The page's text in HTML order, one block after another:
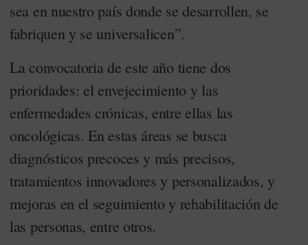
sea en nuestro país donde se desarrollen, se
fabriquen y se universalicen”.
La convocatoria de este año tiene dos
prioridades: el envejecimiento y las
enfermedades crónicas, entre ellas las
oncológicas. En estas áreas se busca
diagnósticos precoces y más precisos,
tratamientos innovadores y personalizados, y
mejoras en el seguimiento y rehabilitación de
las personas, entre otros.